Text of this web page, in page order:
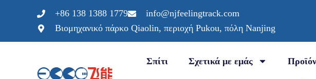
+86 138 1388 1779
info@njfeelingtrack.com
Βιομηχανικό πάρκο Qiaolin, περιοχή Pukou, πόλη Nanjing
Σπίτι Σχετικά με εμάς